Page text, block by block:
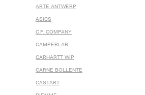
ARTE ANTWERP
ASICS
C.P. COMPANY
CAMPERLAB
CARHARTT WIP
CARNE BOLLENTE
CASTART